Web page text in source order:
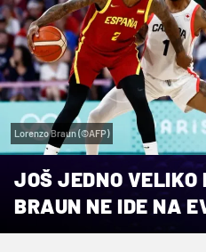
Lorenzo Braun (©AFP)
JOŠ JEDNO VELIKO
BRAUN NE IDE NA